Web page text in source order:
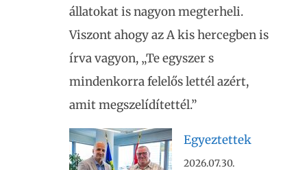
állatokat is nagyon megterheli.
Viszont ahogy az A kis hercegben is
írva vagyon, „Te egyszer s
mindenkorra felelős lettél azért,
amit megszelídítettél.”
Egyeztettek
2026.07.30.